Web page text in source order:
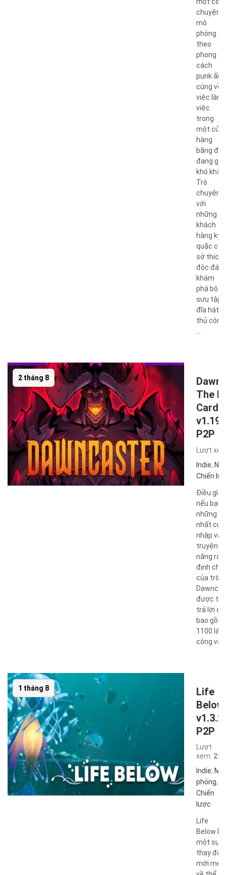
chuyện
mô
phỏng
theo
phong
cách
punk ấm
cúng về
việc làm
việc
trong
một cửa
hàng
băng đĩa
đang gặp
khó khăn.
Trò
chuyện
với
những
khách
hàng kỳ
quặc có
sở thích
độc đáo,
khám
phá bộ
sưu tập
đĩa hát
thủ công,
2 tháng 8
The
P2P
Lượt
Indie,
Chiến
Điều gì
nếu bạn
những
nhất
nhập vai
truyện
năng ra
định
của trò
được
trả lời
bao gồm
1100 lá
công và
1 tháng 8
Life
Below
P2P
Lượt
xem: 259
Indie, Mô
phỏng,
Chiến
lược
Life
Below là
một sự
thay đổi
mới mẻ